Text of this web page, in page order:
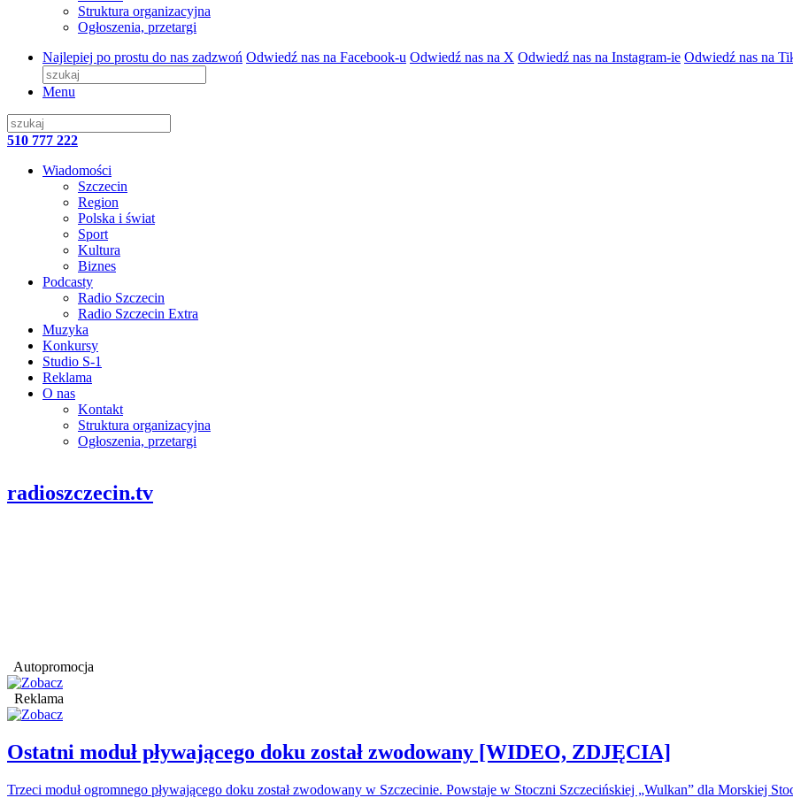
Struktura organizacyjna
Ogłoszenia, przetargi
Najlepiej po prostu do nas zadzwoń Odwiedź nas na Facebook-u Odwiedź nas na X Odwiedź nas na Instagram-ie Odwiedź nas na
Menu
510 777 222
Wiadomości
Szczecin
Region
Polska i świat
Sport
Kultura
Biznes
Podcasty
Radio Szczecin
Radio Szczecin Extra
Muzyka
Konkursy
Studio S-1
Reklama
O nas
Kontakt
Struktura organizacyjna
Ogłoszenia, przetargi
radioszczecin.tv
Autopromocja
Reklama
Ostatni moduł pływającego doku został zwodowany [WIDEO, ZDJĘCIA]
Trzeci moduł ogromnego pływającego doku został zwodowany w Szczecinie. Powstaje w Stoczni Szczecińskiej „Wulkan” dla Morskiej